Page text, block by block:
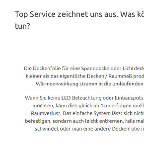
Top Service zeichnet uns aus. Was
tun?